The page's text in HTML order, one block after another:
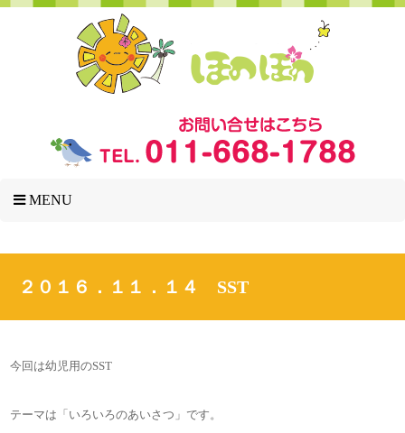
MENU
２０１６．１１．１４ SST
今回は幼児用のSST
テーマは「いろいろのあいさつ」です。